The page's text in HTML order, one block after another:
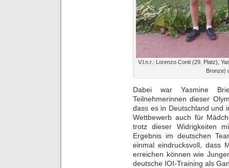
V.l.n.r.: Lorenzo Conti (29. Platz),
Bronze)
Dabei war Yasmine
Teilnehmerinnen dieser
dass es in Deutschland und
Wettbewerb auch für
trotz dieser Widrigkeiten
Ergebnis im deutschen
einmal eindrucksvoll, dass
erreichen können wie
deutsche IOI-Training als